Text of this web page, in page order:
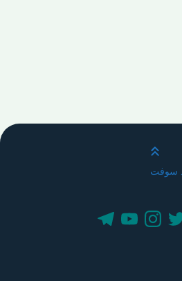
قم بالتمرير لأعلى
سوفت